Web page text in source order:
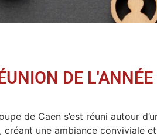
DE
de Caen s’est réuni autour
créant une ambiance conviviale et